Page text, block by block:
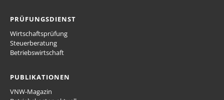
PRÜFUNGSDIENST
Wirtschaftsprüfung
Steuerberatung
Betriebswirtschaft
PUBLIKATIONEN
VNW-Magazin